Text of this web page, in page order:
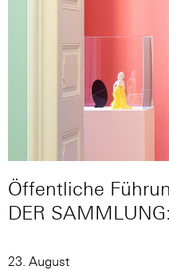
Öffentliche
DER
23. August